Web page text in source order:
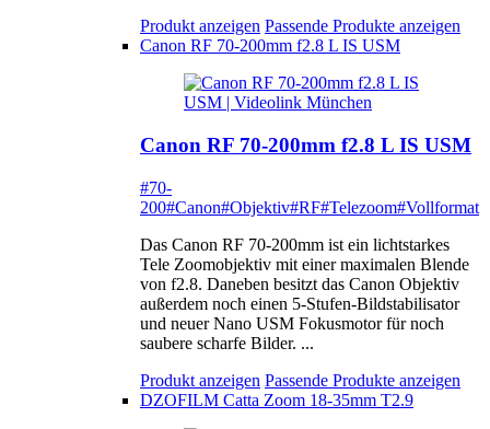
Produkt anzeigen Passende Produkte anzeigen
Canon RF 70-200mm f2.8 L IS USM
Canon RF 70-200mm f2.8 L IS USM
#70-
200#Canon#Objektiv#RF#Telezoom#Vollformat
Das Canon RF 70-200mm ist ein lichtstarkes
Tele Zoomobjektiv mit einer maximalen Blende
von f2.8. Daneben besitzt das Canon Objektiv
außerdem noch einen 5-Stufen-Bildstabilisator
und neuer Nano USM Fokusmotor für noch
saubere scharfe Bilder. ...
Produkt anzeigen Passende Produkte anzeigen
DZOFILM Catta Zoom 18-35mm T2.9